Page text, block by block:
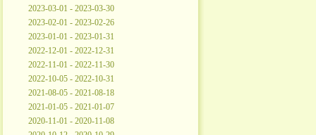
2023-03-01 - 2023-03-30
2023-02-01 - 2023-02-26
2023-01-01 - 2023-01-31
2022-12-01 - 2022-12-31
2022-11-01 - 2022-11-30
2022-10-05 - 2022-10-31
2021-08-05 - 2021-08-18
2021-01-05 - 2021-01-07
2020-11-01 - 2020-11-08